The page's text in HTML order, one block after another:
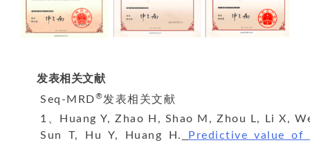
发表相关文献
Seq-MRD®发表相关文献
1、Huang Y, Zhao H, Shao M, Zhou L, Li X,
Sun T, Hu Y, Huang H.
Predictive value of